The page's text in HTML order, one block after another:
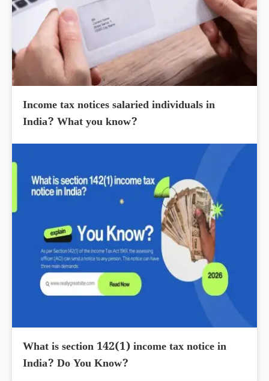
Income tax notices salaried individuals in
India? What you know?
What is section 142(1) income tax notice in
India? Do You Know?